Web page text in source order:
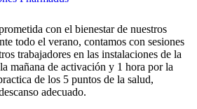
con el bienestar de nuestros
todo el verano, contamos con sesiones
trabajadores en las instalaciones de la
mañana de activación y 1 hora por la
de los 5 puntos de la salud,
adecuado.